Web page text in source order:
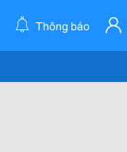
Thông báo